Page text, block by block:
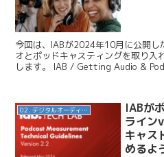
今回は、IABが2024年10月に公開し
オとポッドキャスティングを取り入
します。 IAB / Getting Audio &
02. デジタルオーディオ広告（音声広告）
IABが
ライン
キャス
めるよ